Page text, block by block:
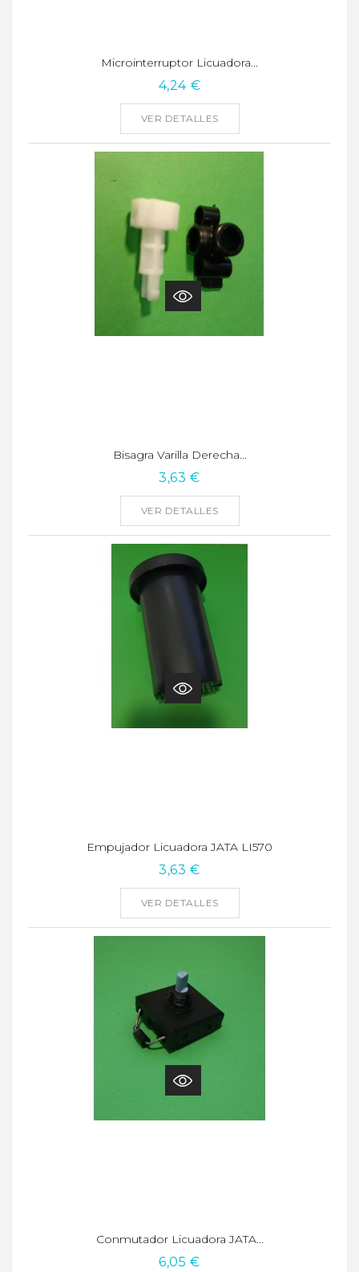
Microinterruptor Licuadora...
4,24 €
VER DETALLES
Bisagra Varilla Derecha...
3,63 €
VER DETALLES
Empujador Licuadora JATA LI570
3,63 €
VER DETALLES
Conmutador Licuadora JATA...
6,05 €